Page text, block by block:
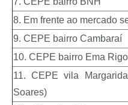
8. Em frente ao mercado
9. CEPE bairro Cambaraí
10. CEPE bairro Ema Rigo
11. CEPE vila
Soares)